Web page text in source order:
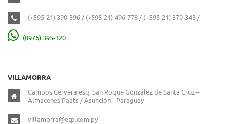
(+595-21) 390-396 / (+595-21) 496-778 / (+595-21) 370-343 /
(0976) 395-320
VILLAMORRA
Campos Cervera esq. San Roque González de Santa Cruz –
Almacenes Paats / Asunción - Paraguay
villamorra@etp.com.py